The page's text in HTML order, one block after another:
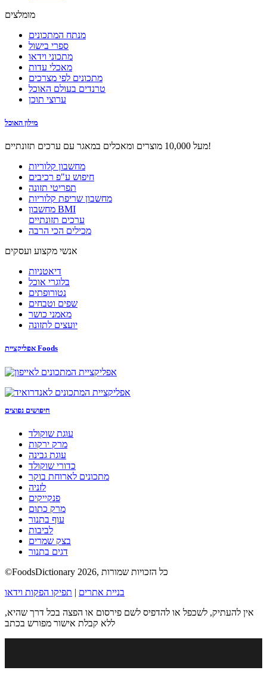
מומלצים
מנתח המתכונים
ספרי בישול
מתכוני וידאו
מאכלי עדות
מתכונים לפי מצרכים
טרנדים בעולם האוכל
ערוצי תוכן
מילון האוכל
מעל 10,000 מוצרים ומאכלים במאגר עם ערכים תזונתיים!
מחשבון קלוריות
חיפוש ע"פ רכיבים
תפריטי תזונה
מחשבון שריפת קלוריות
מחשבון BMI
ערכים תזונתיים
מכילים הכי הרבה
אנשי מקצוע ועסקים
דיאטניות
בלוגרי אוכל
נטורופתים
שפים וטבחים
מאמני כושר
יועצים לתזונה
אפליקציית Foods
חיפושים נפוצים
עוגת שוקולד
מרק ירקות
עוגת גבינה
כדורי שוקולד
מתכונים לארוחת בוקר
לזניה
פנקייקים
מרק כתום
עוף בתנור
לביבות
בצק שמרים
דגים בתנור
©FoodsDictionary 2026, כל הזכויות שמורות
בניית אתרים | תפיקו הפקות וידאו
אין להעתיק, לשכפל או להדפיס לשם פירסום או הפצה בכל דרך שהיא,
ללא קבלת אישור מפורש בכתב